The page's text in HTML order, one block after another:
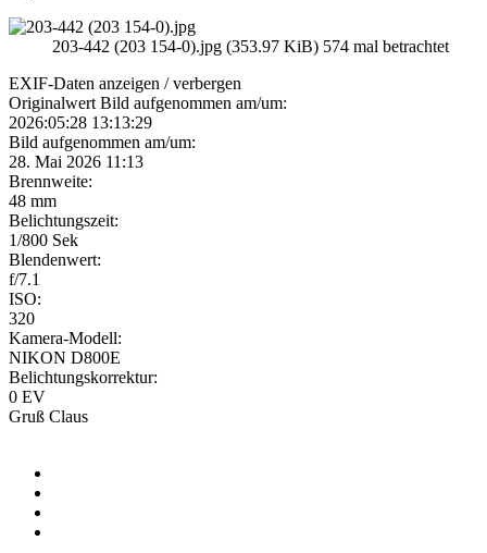
203-442 (203 154-0).jpg (353.97 KiB) 574 mal betrachtet
EXIF-Daten anzeigen / verbergen
Originalwert Bild aufgenommen am/um:
2026:05:28 13:13:29
Bild aufgenommen am/um:
28. Mai 2026 11:13
Brennweite:
48 mm
Belichtungszeit:
1/800 Sek
Blendenwert:
f/7.1
ISO:
320
Kamera-Modell:
NIKON D800E
Belichtungskorrektur:
0 EV
Gruß Claus